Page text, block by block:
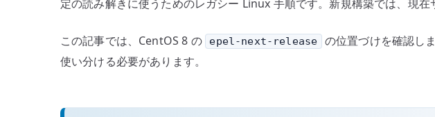
定の読み解きに使うためのレガシー Linux 手順です。新規構築では、現
この記事では、CentOS 8 の epel-next-release
の位置づけを確認し
使い分ける必要があります。